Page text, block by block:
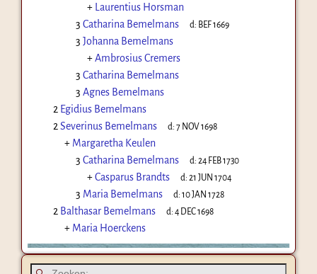
+ Laurentius Horsman
3 Catharina Bemelmans d: BEF 1669
3 Johanna Bemelmans
+Ambrosius Cremers
3 Catharina Bemelmans
3 Agnes Bemelmans
2 Egidius Bemelmans
2 Severinus Bemelmans d:7 NOV 1698
+ Margaretha Keulen
3 Catharina Bemelmans d:24 FEB 1730
+Casparus Brandts d:21 JUN 1704
3 Maria Bemelmans d:10 JAN 1728
2 Balthasar Bemelmans d:4 DEC 1698
+ Maria Hoerckens